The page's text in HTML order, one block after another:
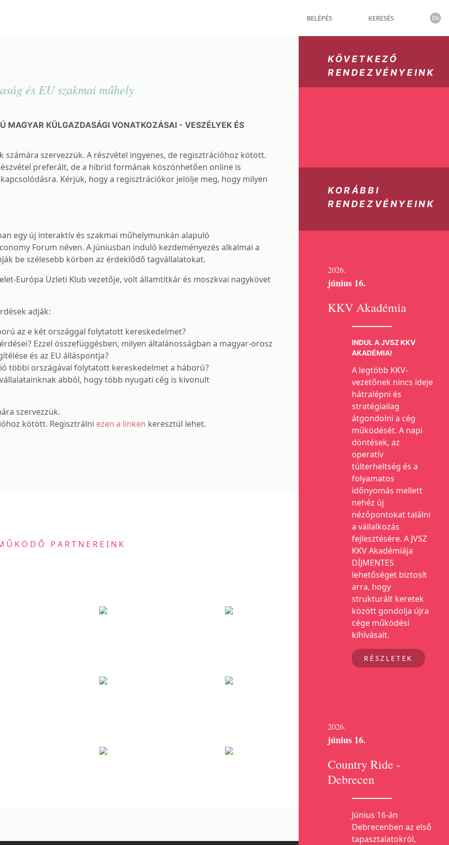
BELÉPÉS KERESÉS EN
KÖVETKEZŐ
RENDEZVÉNYEINK
KORÁBBI
RENDEZVÉNYEINK
2026.
június 16.
KKV Akadémia
INDUL A JVSZ KKV
AKADÉMIA!
A legtöbb KKV-
vezetőnek nincs ideje
hátralépni és
stratégiailag
átgondolni a cég
működését. A napi
döntések, az
operatív
túlterheltség és a
folyamatos
időnyomás mellett
nehéz új
nézőpontokat találni
a vállalkozás
fejlesztésére. A JVSZ
KKV Akadémiája
DÍJMENTES
lehetőséget biztosít
arra, hogy
strukturált keretek
között gondolja újra
cége működési
kihívásait.
RÉSZLETEK
2026.
június 16.
Country Ride -
Debrecen
Június 16-án
Debrecenben az első
tapasztalatokról,
és EU szakmai műhely
MAGYAR KÜLGAZDASÁGI VONATKOZÁSAI - VESZÉLYEK ÉS
számára szervezzük. A részvétel ingyenes, de regisztrációhoz kötött.
preferált, de a hibrid formának köszönhetően online is
Kérjük, hogy a regisztrációkor jelölje meg, hogy milyen
egy új interaktív és szakmai műhelymunkán alapuló
Forum néven. A júniusban induló kezdeményezés alkalmai a
be szélesebb körben az érdeklődő tagvállalatokat.
Európa Üzleti Klub vezetője, volt államtitkár és moszkvai nagykövet
adják:
az e két országgal folytatott kereskedelmet?
Ezzel összefüggésben, milyen általánosságban a magyar-orosz
és az EU álláspontja?
többi országával folytatott kereskedelmet a háború?
abból, hogy több nyugati cég is kivonult
szervezzük.
kötött. Regisztrálni ezen a linken keresztül lehet.
PARTNEREINK